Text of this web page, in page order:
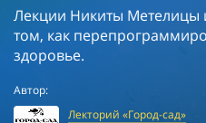
Лекции Никиты Метелицы
том, как
здоровье.
Автор:
Лекторий «Город-сад»